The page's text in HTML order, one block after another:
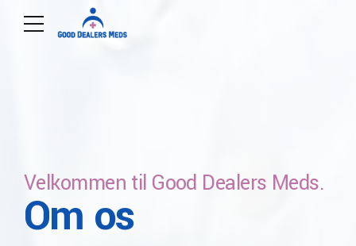
Velkommen til Good Dealers Meds.
Om os